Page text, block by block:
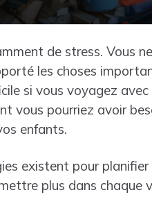
de stress. Vous
les choses
si vous voyagez
vous pourriez avoir
enfants.
existent pour
plus dans chaque